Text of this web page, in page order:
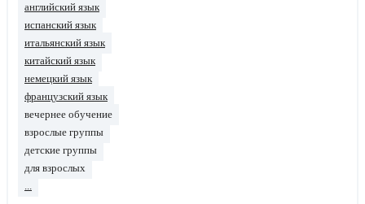
английский язык
испанский язык
итальянский язык
китайский язык
немецкий язык
французский язык
вечернее обучение
взрослые группы
детские группы
для взрослых